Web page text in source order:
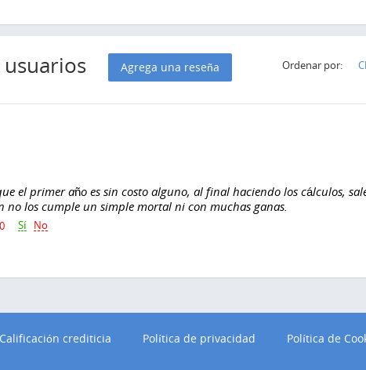
Agrega una reseña Ordenar por:
el primer año es sin costo alguno, al final haciendo los cálculos,
no los cumple un simple mortal ni con muchas ganas.
0 Sí No
Calificación crediticia Política de privacidad Política de